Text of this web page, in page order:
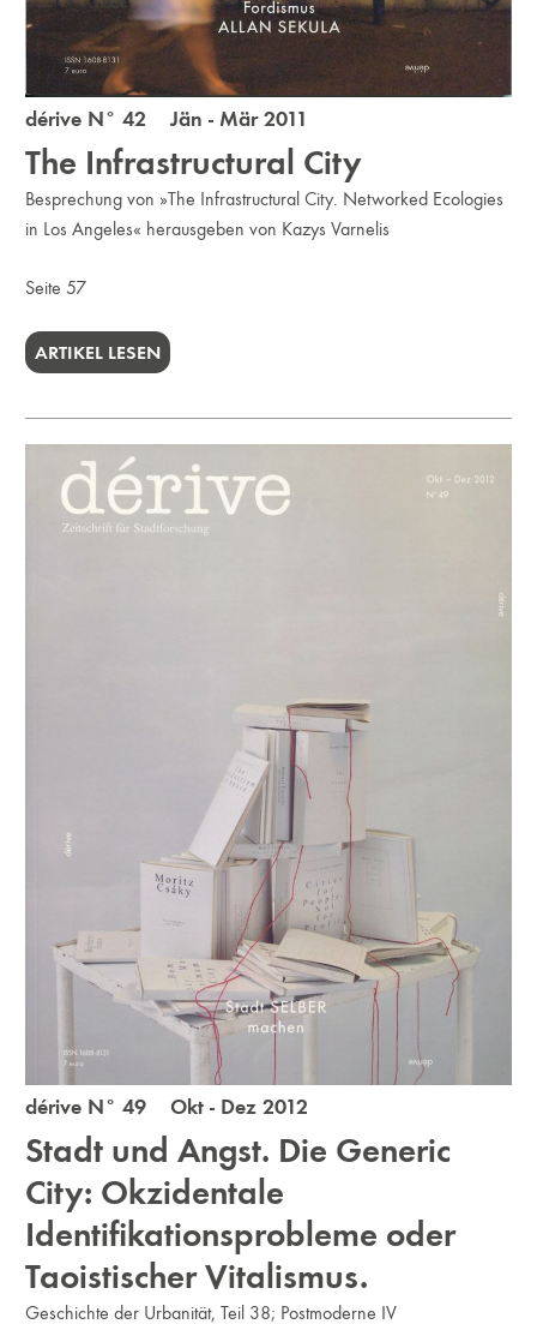
dérive N° 42 Jän - Mär 2011
The Infrastructural City
Besprechung von »The Infrastructural City. Networked Ecologies
in Los Angeles« herausgeben von Kazys Varnelis
Seite 57
ARTIKEL LESEN
dérive N° 49 Okt - Dez 2012
Stadt und Angst. Die Generic
City: Okzidentale
Identifikationsprobleme oder
Taoistischer Vitalismus.
Geschichte der Urbanität, Teil 38; Postmoderne IV